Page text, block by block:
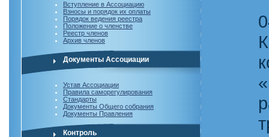
Вступление в Ассоциацию
Взносы и порядок их оплаты
Порядок ведения реестра
Положение о членстве
Реестр членов
Архив членов
Документы Ассоциации
Устав Ассоциации
Правила саморегулирования
Стандарты
Документы Общего собрания
Документы Правления
Контроль